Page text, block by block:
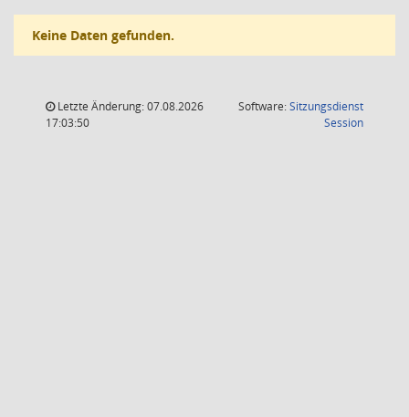
Keine Daten gefunden.
Letzte Änderung: 07.08.2026
17:03:50
Software:Sitzungsdienst
Session(Wird in